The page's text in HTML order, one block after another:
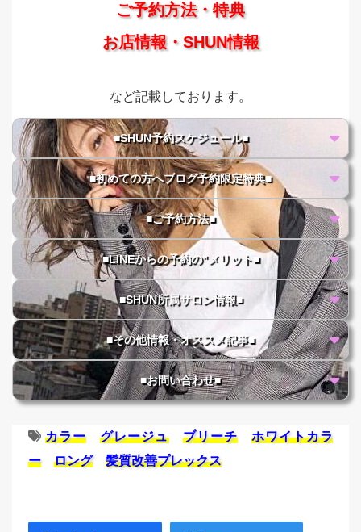
ご予約方法・特典
お店情報・SHUN情報
など記載しております。
■SHUN予約スケジュール■
■初めての方へブログ予約限定特典■
■ご予約方法■
■LINEからの予約の"メリット■
■SHUN所属サロン情報■
■その他情報・オススメ記事■
■お問い合わせ■
カラー グレージュ ブリーチ
ホワイトカラ
ー
ロング 髪質改善プレックス